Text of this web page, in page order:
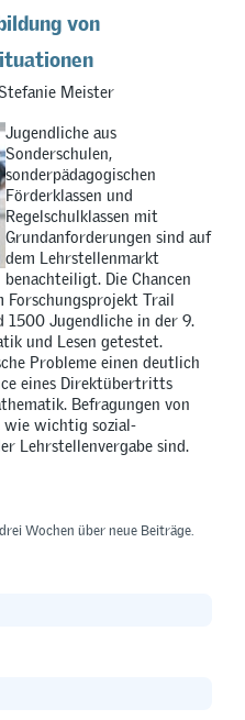
von
Meister
Jugendliche aus
Sonderschulen,
sonderpädagogischen
Förderklassen und
Regelschulklassen mit
Grundanforderungen sind auf
dem Lehrstellenmarkt
benachteiligt. Die Chancen
Forschungsprojekt Trail
1500 Jugendliche in der 9.
und Lesen getestet.
Probleme einen deutlich
eines Direktübertritts
Befragungen von
wie wichtig sozial-
Lehrstellenvergabe sind.
Wochen über neue Beiträge.